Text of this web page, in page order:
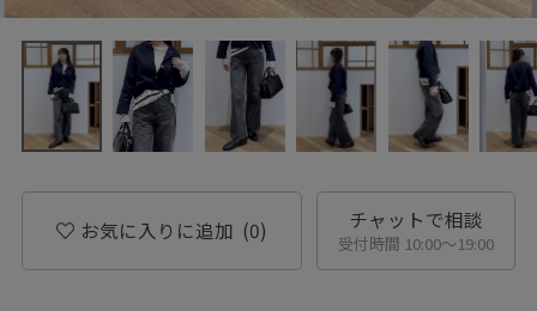
お気に入りに追加 (0) チャットで相談
受付時間 10:00〜19:00